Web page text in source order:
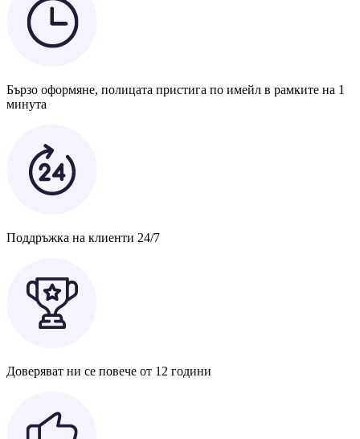
Бързо оформяне, полицата пристига по имейл в рамките на 1
минута
Поддръжка на клиенти 24/7
Доверяват ни се повече от 12 години